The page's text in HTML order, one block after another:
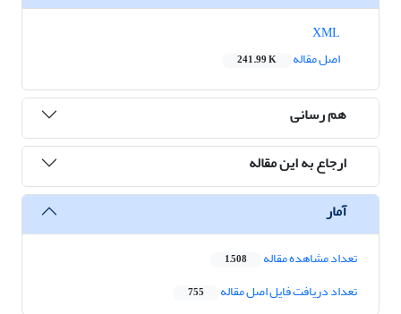
اصل مقاله
241.99 K
هم رسانی
ارجاع به این مقاله
آمار
تعداد مشاهده مقاله 1,508
تعداد دریافت فایل اصل مقاله 755